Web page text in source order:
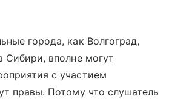
города, как Волгоград,
Сибири, вполне могут
с участием
правы. Потому что слушатель